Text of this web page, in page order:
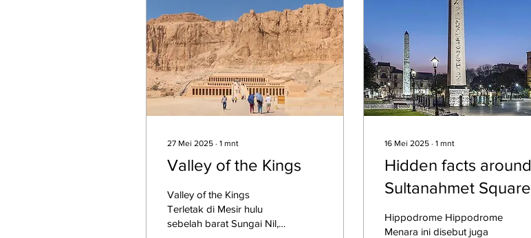
27 Mei 2025 ∙ 1 mnt
Valley of the Kings
Valley of the Kings
Terletak di Mesir hulu
sebelah barat Sungai Nil,
16 Mei 2025 ∙ 1 mnt
Hidden facts around
Sultanahmet Square
Hippodrome Hippodrome
Menara ini disebut juga